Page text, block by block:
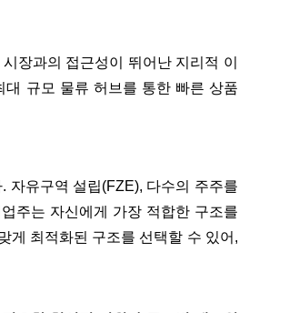
장과의 접근성이 뛰어난 지리적 이
규모 물류 허브를 통한 빠른 상품
. 자유구역 설립(FZE), 다수의 주주를
주는 자신에게 가장 적합한 구조를
게 최적화된 구조를 선택할 수 있어,